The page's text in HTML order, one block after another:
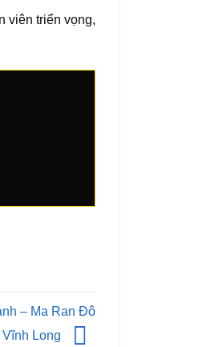
viên triển vọng,
– Ma Ran Đô
Long